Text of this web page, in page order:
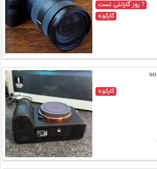
7 روز گارانتی تست
کارکرده
کارکرده